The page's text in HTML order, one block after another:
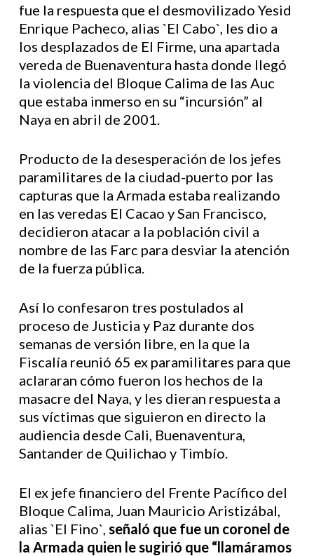
fue la respuesta que el desmovilizado Yesid
Enrique Pacheco, alias `El Cabo`, les dio a
los desplazados de El Firme, una apartada
vereda de Buenaventura hasta donde llegó
la violencia del Bloque Calima de las Auc
que estaba inmerso en su “incursión” al
Naya en abril de 2001.
Producto de la desesperación de los jefes
paramilitares de la ciudad-puerto por las
capturas que la Armada estaba realizando
en las veredas El Cacao y San Francisco,
decidieron atacar a la población civil a
nombre de las Farc para desviar la atención
de la fuerza pública.
Así lo confesaron tres postulados al
proceso de Justicia y Paz durante dos
semanas de versión libre, en la que la
Fiscalía reunió 65 ex paramilitares para que
aclararan cómo fueron los hechos de la
masacre del Naya, y les dieran respuesta a
sus víctimas que siguieron en directo la
audiencia desde Cali, Buenaventura,
Santander de Quilichao y Timbío.
El ex jefe financiero del Frente Pacífico del
Bloque Calima, Juan Mauricio Aristizábal,
alias `El Fino`, señaló que fue un coronel de
la Armada quien le sugirió que “llamáramos